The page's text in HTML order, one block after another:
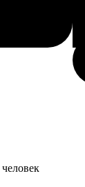
человек